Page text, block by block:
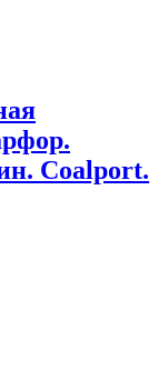
Coalport.